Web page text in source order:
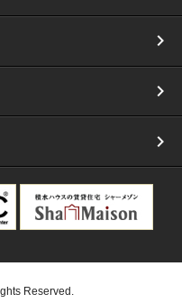
Reserved.